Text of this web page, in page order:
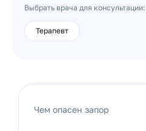
Выбрать врача для консультации:
Терапевт
Чем опасен запор